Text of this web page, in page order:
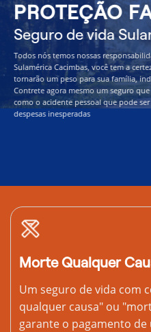
PROTEÇÃO
Seguro de vida
Todos nós temos nossas
Sulamérica Cacimbas, você tem a
tornarão um peso para sua família,
Contrete agora mesmo um seguro
como o acidente pessoal que pode
despesas inesperadas
Morte Qualquer
Um seguro de vida com
qualquer causa" ou
garante o pagamento de